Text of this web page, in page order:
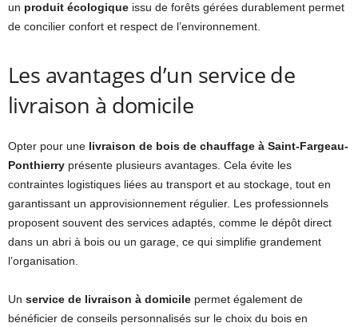
un produit écologique issu de forêts gérées durablement permet
de concilier confort et respect de l’environnement.
Les avantages d’un service de
livraison à domicile
Opter pour une livraison de bois de chauffage à Saint-Fargeau-
Ponthierry présente plusieurs avantages. Cela évite les
contraintes logistiques liées au transport et au stockage, tout en
garantissant un approvisionnement régulier. Les professionnels
proposent souvent des services adaptés, comme le dépôt direct
dans un abri à bois ou un garage, ce qui simplifie grandement
l’organisation.
Un service de livraison à domicile permet également de
bénéficier de conseils personnalisés sur le choix du bois en